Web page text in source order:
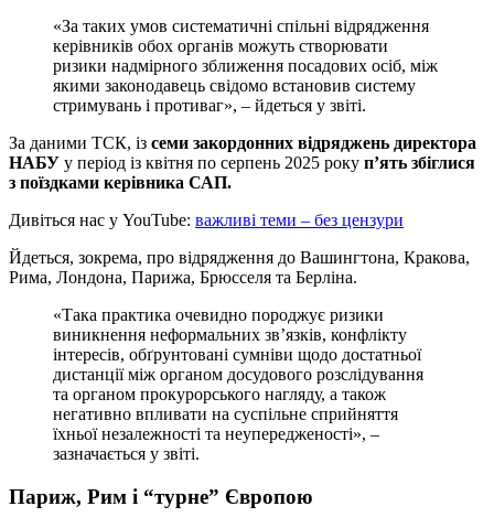
«За таких умов систематичні спільні відрядження
керівників обох органів можуть створювати
ризики надмірного зближення посадових осіб, між
якими законодавець свідомо встановив систему
стримувань і противаг», – йдеться у звіті.
За даними ТСК, із семи закордонних відряджень директора
НАБУ у період із квітня по серпень 2025 року п’ять збіглися
з поїздками керівника САП.
Дивіться нас у YouTube: важливі теми – без цензури
Йдеться, зокрема, про відрядження до Вашингтона, Кракова,
Рима, Лондона, Парижа, Брюсселя та Берліна.
«Така практика очевидно породжує ризики
виникнення неформальних зв’язків, конфлікту
інтересів, обґрунтовані сумніви щодо достатньої
дистанції між органом досудового розслідування
та органом прокурорського нагляду, а також
негативно впливати на суспільне сприйняття
їхньої незалежності та неупередженості», –
зазначається у звіті.
Париж, Рим і “турне” Європою